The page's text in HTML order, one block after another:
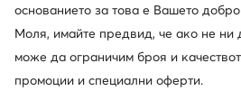
Един клуб, предимства
Промоции само за
срок за връщане и много
MODIVOclub GOLD и
основанието за това е Вашето
Моля, имайте предвид, че ако не ни
може да ограничим броя и
промоции и специални оферти.